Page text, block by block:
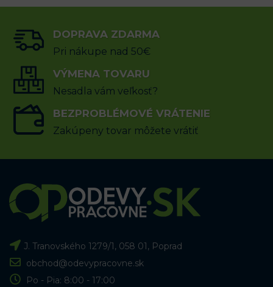
DOPRAVA ZDARMA
Pri nákupe nad 50€
VÝMENA TOVARU
Nesadla vám veľkosť?
BEZPROBLÉMOVÉ VRÁTENIE
Zakúpeny tovar môžete vrátiť
J. Tranovského 1279/1, 058 01, Poprad
obchod@odevypracovne.sk
Po - Pia: 8:00 - 17:00